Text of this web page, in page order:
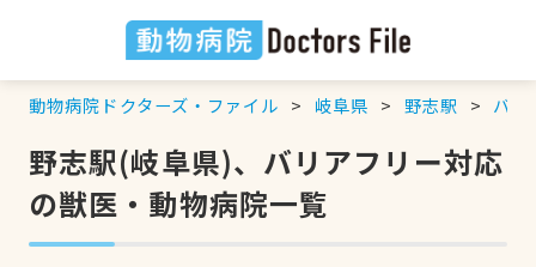
動物病院ドクターズ・ファイル 岐阜県 野志駅 バリ
野志駅(岐阜県)、バリアフリー対応
の獣医・動物病院一覧